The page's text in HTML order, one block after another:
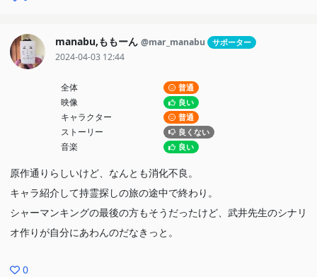
manabu,ももーん @mar_manabu サポーター
2024-04-03 12:44
全体 普通
映像 良い
キャラクター 普通
ストーリー 良くない
音楽 良い
原作通りらしいけど、なんとも消化不良。
キャラ紹介して持霊探しの旅の途中で終わり。
シャーマンキングの最後の方もそうだったけど、武井先生のシナリ
オ作りが自分にあわんのだなきっと。
0